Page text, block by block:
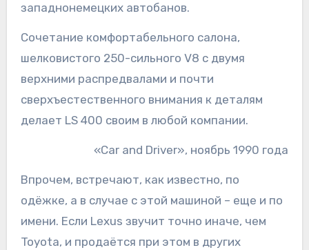
западнонемецких автобанов.
Сочетание комфортабельного салона,
шелковистого 250-сильного V8 с двумя
верхними распредвалами и почти
сверхъестественного внимания к деталям
делает LS 400 своим в любой компании.
«Car and Driver», ноябрь 1990 года
Впрочем, встречают, как известно, по
одёжке, а в случае с этой машиной – еще и по
имени. Если Lexus звучит точно иначе, чем
Toyota, и продаётся при этом в других